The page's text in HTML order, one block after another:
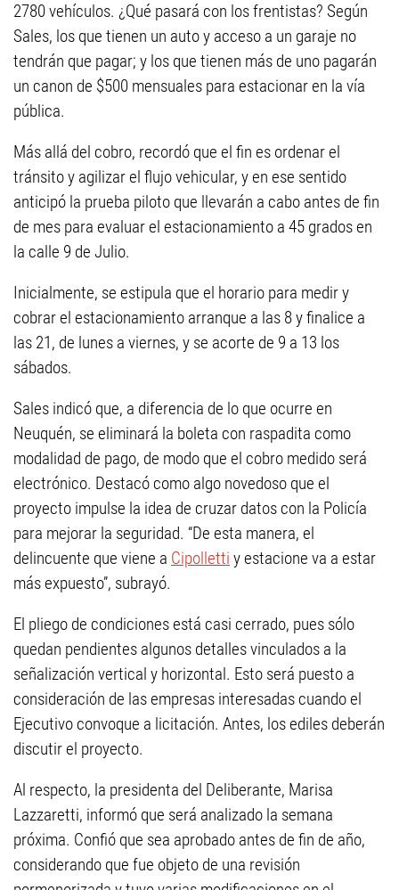
2780 vehículos. ¿Qué pasará con los frentistas? Según
Sales, los que tienen un auto y acceso a un garaje no
tendrán que pagar; y los que tienen más de uno pagarán
un canon de $500 mensuales para estacionar en la vía
pública.
Más allá del cobro, recordó que el fin es ordenar el
tránsito y agilizar el flujo vehicular, y en ese sentido
anticipó la prueba piloto que llevarán a cabo antes de fin
de mes para evaluar el estacionamiento a 45 grados en
la calle 9 de Julio.
Inicialmente, se estipula que el horario para medir y
cobrar el estacionamiento arranque a las 8 y finalice a
las 21, de lunes a viernes, y se acorte de 9 a 13 los
sábados.
Sales indicó que, a diferencia de lo que ocurre en
Neuquén, se eliminará la boleta con raspadita como
modalidad de pago, de modo que el cobro medido será
electrónico. Destacó como algo novedoso que el
proyecto impulse la idea de cruzar datos con la Policía
para mejorar la seguridad. “De esta manera, el
delincuente que viene a Cipolletti y estacione va a estar
más expuesto”, subrayó.
El pliego de condiciones está casi cerrado, pues sólo
quedan pendientes algunos detalles vinculados a la
señalización vertical y horizontal. Esto será puesto a
consideración de las empresas interesadas cuando el
Ejecutivo convoque a licitación. Antes, los ediles deberán
discutir el proyecto.
Al respecto, la presidenta del Deliberante, Marisa
Lazzaretti, informó que será analizado la semana
próxima. Confió que sea aprobado antes de fin de año,
considerando que fue objeto de una revisión